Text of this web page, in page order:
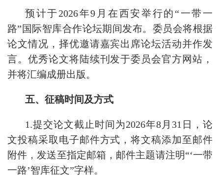
预计于2026年9月在西安举行的“一带一
路”国际智库合作论坛期间发布。委员会将根据
论文情况，择优邀请嘉宾出席论坛活动并作发
言。优秀论文将陆续刊发于委员会官方网站，
并将汇编成册出版。
五、征稿时间及方式
1.提交论文截止时间为2026年8月31日，论
文投稿采取电子邮件方式，将文稿添加至邮件
附件，发送至指定邮箱，邮件主题请注明“‘一带
一路’智库征文”字样。